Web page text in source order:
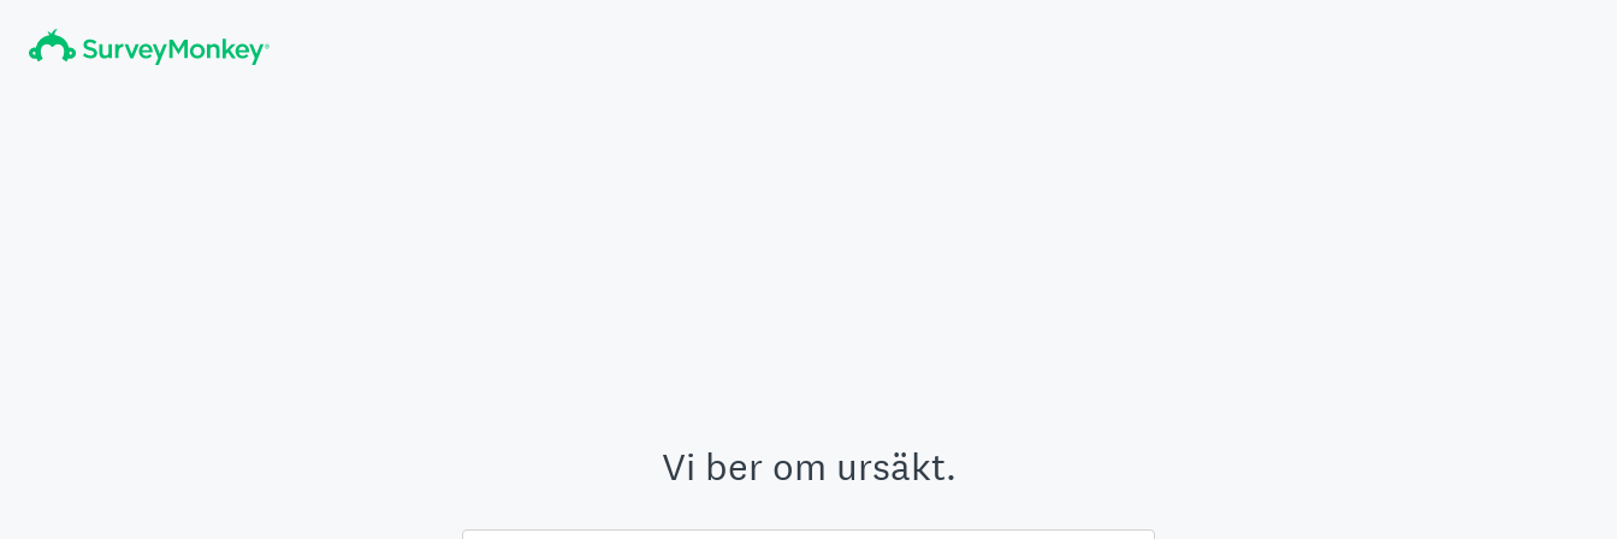
Vi ber om ursäkt.